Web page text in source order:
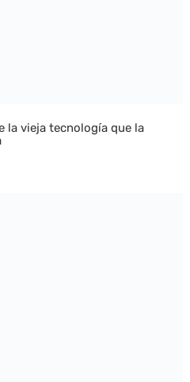
la vieja tecnología que la